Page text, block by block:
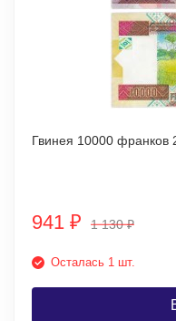
941 ₽ 1 130₽
Осталась 1 шт.